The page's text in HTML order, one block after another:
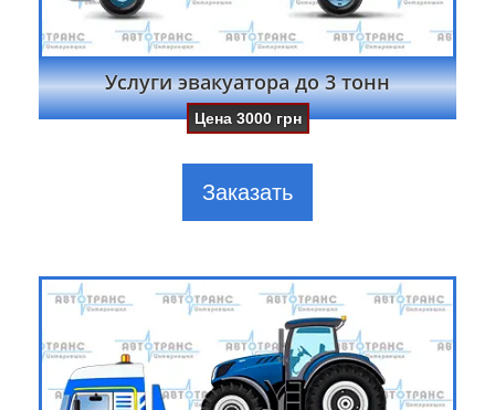
Услуги эвакуатора до 3 тонн
Цена3000 грн
Заказать